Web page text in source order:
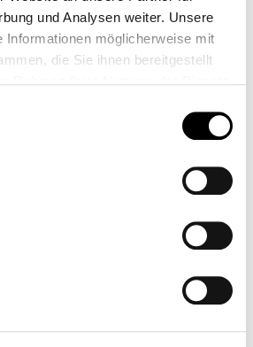
und Analysen weiter. Unsere
Informationen möglicherweise mit
die Sie ihnen bereitgestellt